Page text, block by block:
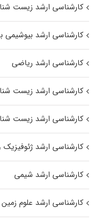
کارشناسی ارشد زیست
کارشناسی ارشد بیوشیمی
کارشناسی ارشد ریاضی
کارشناسی ارشد زیست‌
کارشناسی ارشد زیست‌
کارشناسی ارشد
کارشناسی ارشد شیمی
کارشناسی ارشد علوم زمین